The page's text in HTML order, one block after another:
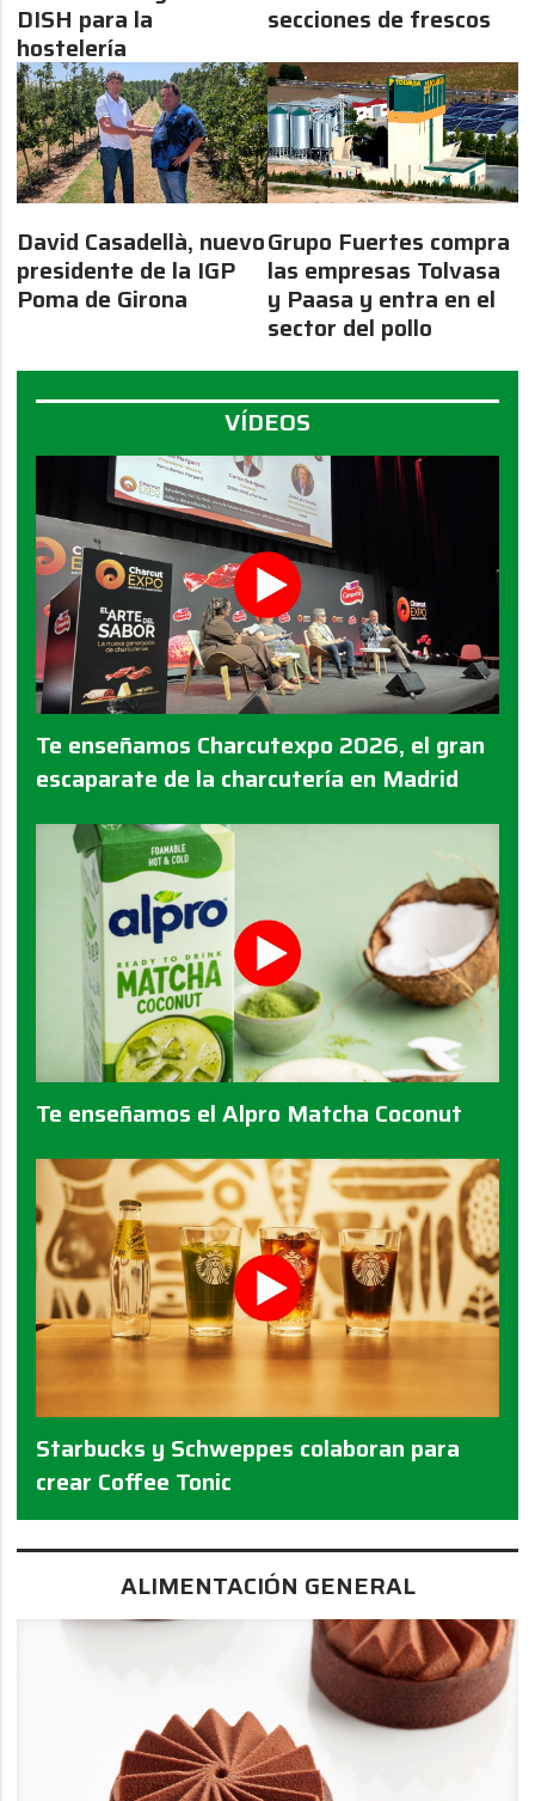
DISH para la
hostelería
secciones de frescos
David Casadellà, nuevo
presidente de la IGP
Poma de Girona
Grupo Fuertes compra
las empresas Tolvasa
y Paasa y entra en el
sector del pollo
VÍDEOS
Te enseñamos Charcutexpo 2026, el gran
escaparate de la charcutería en Madrid
Te enseñamos el Alpro Matcha Coconut
Starbucks y Schweppes colaboran para
crear Coffee Tonic
ALIMENTACIÓN GENERAL